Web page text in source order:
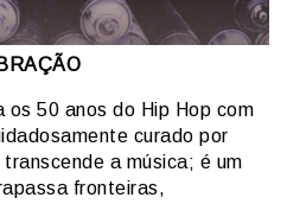
50 anos do Hip Hop com
curado por
a música; é um
fronteiras,